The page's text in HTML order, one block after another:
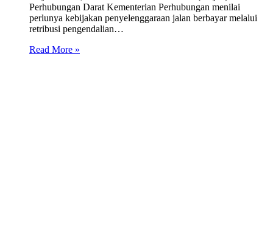
Perhubungan Darat Kementerian Perhubungan menilai
perlunya kebijakan penyelenggaraan jalan berbayar melalui
retribusi pengendalian…
Read More »